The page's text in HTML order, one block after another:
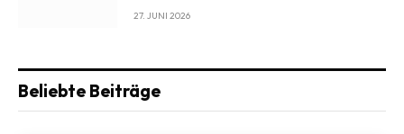
27. JUNI 2026
Beliebte Beiträge